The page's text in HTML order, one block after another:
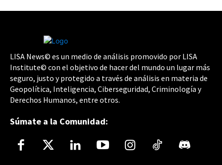
LISA News© es un medio de análisis promovido por LISA
Institute© con el objetivo de hacer del mundo un lugar más
seguro, justo y protegido a través de análisis en materia de
Geopolítica, Inteligencia, Ciberseguridad, Criminología y
Derechos Humanos, entre otros.
Súmate a la Comunidad: